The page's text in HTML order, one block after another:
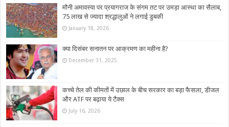
मौनी अमावस्या पर प्रयागराज के संगम तट पर उमड़ा आस्था का सैलाब,
75 लाख से ज्यादा श्रद्धालुओं ने लगाई डुबकी
January 18, 2026
क्या दिसंबर सनातन पर आक्रमण का महीना है?
December 31, 2025
कच्चे तेल की कीमतों में उछाल के बीच सरकार का बड़ा फैसला, डीजल
और ATF पर बढ़ाया ये टैक्स
July 16, 2026